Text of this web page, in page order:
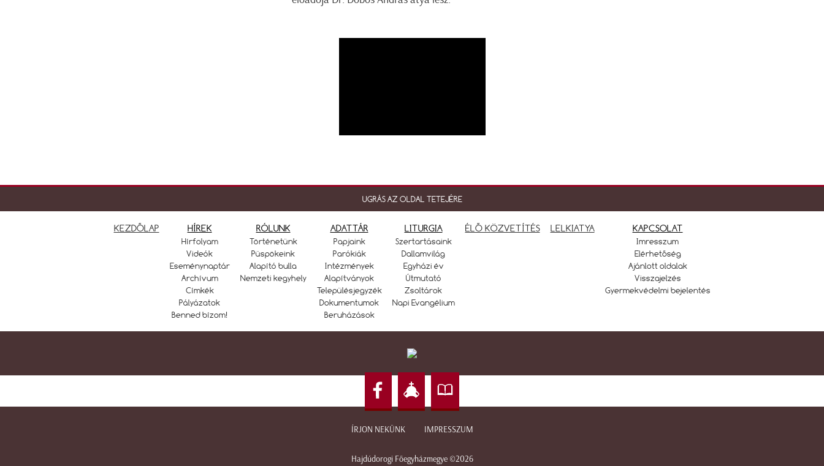
UGRÁS AZ OLDAL TETEJÉRE
KEZDŐLAP HÍREK
Hírfolyam
Videók
Eseménynaptár
Archívum
Címkék
Pályázatok
Benned bízom!
RÓLUNK
Történetünk
Püspökeink
Alapító bulla
Nemzeti kegyhely
ADATTÁR
Papjaink
Parókiák
Intézmények
Alapítványok
Településjegyzék
Dokumentumok
Beruházások
LITURGIA
Szertartásaink
Dallamvilág
Egyházi év
Útmutató
Zsoltárok
Napi Evangélium
ÉLŐ KÖZVETÍTÉS LELKIATYA KAPCSOLAT
Imresszum
Elérhetőség
Ajánlott oldalak
Visszajelzés
Gyermekvédelmi bejelentés
ÍRJON NEKÜNK IMPRESSZUM
Hajdúdorogi Főegyházmegye ©2026